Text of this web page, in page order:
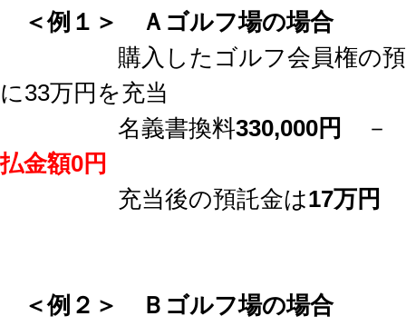
＜例１＞
Ａゴルフ場の場合
購入したゴルフ会員権の預託
に33万円を充当
名義書換料330,000円
－
払金額0円
充当後の預託金は17万円
＜例２＞
Ｂゴルフ場の場合